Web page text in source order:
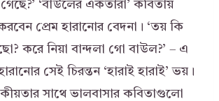
‘বাউলের একতারা’ কবিতায়
প্রেম হারানোর বেদনা। ‘তয় কি
করে নিয়া বান্দলা গো বাউল?’ – এ
সেই চিরন্তন ‘হারাই হারাই’ ভয়।
সাথে ভালবাসার কবিতাগুলো